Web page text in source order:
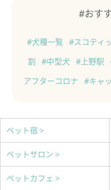
#おす
#犬種一覧 #スコティ
割 #中型犬 #上野駅
アフターコロナ #キャ
ペット宿 >
ペットサロン >
ペットカフェ >